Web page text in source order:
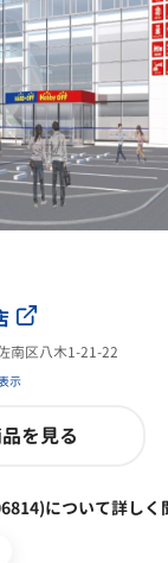
南区八木1-21-22
示
を見る
について詳しく